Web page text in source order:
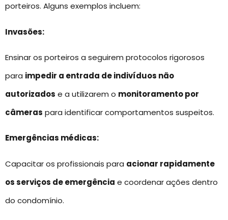
porteiros. Alguns exemplos incluem:
Invasões:
Ensinar os porteiros a seguirem protocolos rigorosos
para impedir a entrada de indivíduos não
autorizados e a utilizarem o monitoramento por
câmeras para identificar comportamentos suspeitos.
Emergências médicas:
Capacitar os profissionais para acionar rapidamente
os serviços de emergência e coordenar ações dentro
do condomínio.